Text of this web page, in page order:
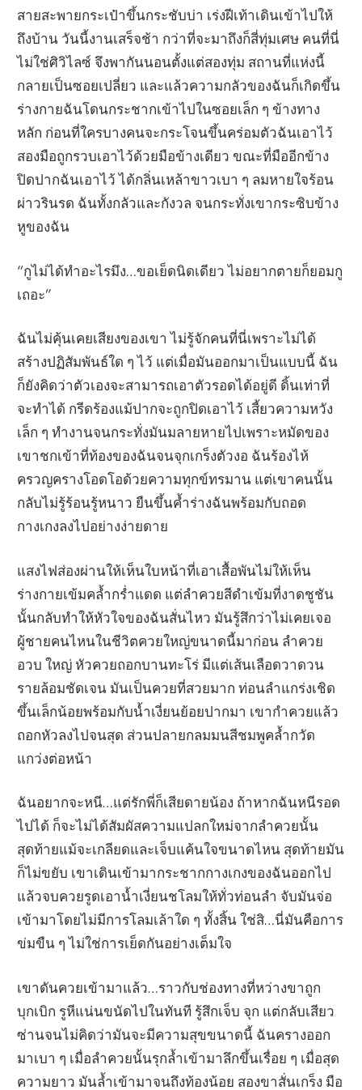
สายสะพายกระเป๋าขึ้นกระชับบ่า เร่งฝีเท้าเดินเข้าไปให้
ถึงบ้าน วันนี้งานเสร็จช้า กว่าที่จะมาถึงก็สี่ทุ่มเศษ คนที่นี่
ไม่ใช่ศิวิไลซ์ จึงพากันนอนตั้งแต่สองทุ่ม สถานที่แห่งนี้
กลายเป็นซอยเปลี่ยว และแล้วความกลัวของฉันก็เกิดขึ้น
ร่างกายฉันโดนกระชากเข้าไปในซอยเล็ก ๆ ข้างทาง
หลัก ก่อนที่ใครบางคนจะกระโจนขึ้นคร่อมตัวฉันเอาไว้
สองมือถูกรวบเอาไว้ด้วยมือข้างเดียว ขณะที่มืออีกข้าง
ปิดปากฉันเอาไว้ ได้กลิ่นเหล้าขาวเบา ๆ ลมหายใจร้อน
ผ่าวรินรด ฉันทั้งกลัวและกังวล จนกระทั่งเขากระซิบข้าง
หูของฉัน
“กูไม่ได้ทำอะไรมึง…ขอเย็ดนิดเดียว ไม่อยากตายก็ยอมกู
เถอะ”
ฉันไม่คุ้นเคยเสียงของเขา ไม่รู้จักคนที่นี่เพราะไม่ได้
สร้างปฏิสัมพันธ์ใด ๆ ไว้ แต่เมื่อมันออกมาเป็นแบบนี้ ฉัน
ก็ยังคิดว่าตัวเองจะสามารถเอาตัวรอดได้อยู่ดี ดิ้นเท่าที่
จะทำได้ กรีดร้องแม้ปากจะถูกปิดเอาไว้ เสี้ยวความหวัง
เล็ก ๆ ทำงานจนกระทั่งมันมลายหายไปเพราะหมัดของ
เขาชกเข้าที่ท้องของฉันจนจุกเกร็งตัวงอ ฉันร้องไห้
ครวญครางโอดโอด้วยความทุกข์ทรมาน แต่เขาคนนั้น
กลับไม่รู้ร้อนรู้หนาว ยืนขึ้นค้ำร่างฉันพร้อมกับถอด
กางเกงลงไปอย่างง่ายดาย
แสงไฟส่องผ่านให้เห็นใบหน้าที่เอาเสื้อพันไม่ให้เห็น
ร่างกายเข้มคล้ำกร่ำแดด แต่ลำควยสีดำเข้มที่งาดชูชัน
นั้นกลับทำให้หัวใจของฉันสั่นไหว มันรู้สึกว่าไม่เคยเจอ
ผู้ชายคนไหนในชีวิตควยใหญ่ขนาดนี้มาก่อน ลำควย
อวบ ใหญ่ หัวควยถอกบานทะโร่ มีแต่เส้นเลือดวาดวน
รายล้อมชัดเจน มันเป็นควยที่สวยมาก ท่อนลำแกร่งเชิด
ขึ้นเล็กน้อยพร้อมกับน้ำเงี่ยนย้อยปากมา เขากำควยแล้ว
ถอกหัวลงไปจนสุด ส่วนปลายกลมมนสีชมพูคล้ำกวัด
แกว่งต่อหน้า
ฉันอยากจะหนี…แต่รักพี่ก็เสียดายน้อง ถ้าหากฉันหนีรอด
ไปได้ ก็จะไม่ได้สัมผัสความแปลกใหม่จากลำควยนั้น
สุดท้ายแม้จะเกลียดและเจ็บแค้นใจขนาดไหน สุดท้ายมัน
ก็ไม่ขยับ เขาเดินเข้ามากระชากกางเกงของฉันออกไป
แล้วจบควยรูดเอาน้ำเงี่ยนชโลมให้ทั่วท่อนลำ จับมันจ่อ
เข้ามาโดยไม่มีการโลมเล้าใด ๆ ทั้งสิ้น ใช่สิ…นี่มันคือการ
ข่มขืน ๆ ไม่ใช่การเย็ดกันอย่างเต็มใจ
เขาดันควยเข้ามาแล้ว…ราวกับช่องทางที่หว่างขาถูก
บุกเบิก รูหีแน่นขนัดไปในทันที รู้สึกเจ็บ จุก แต่กลับเสียว
ซ่านจนไม่คิดว่ามันจะมีความสุขขนาดนี้ ฉันครางออก
มาเบา ๆ เมื่อลำควยนั้นรุกล้ำเข้ามาลึกขึ้นเรื่อย ๆ เมื่อสุด
ความยาว มันล้ำเข้ามาจนถึงท้องน้อย สองขาสั่นเกร็ง มือ